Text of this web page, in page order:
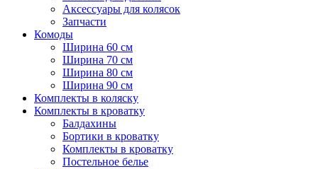
Аксессуары для колясок
Запчасти
Комоды
Ширина 60 см
Ширина 70 см
Ширина 80 см
Ширина 90 см
Комплекты в коляску
Комплекты в кроватку
Балдахины
Бортики в кроватку
Комплекты в кроватку
Постельное белье